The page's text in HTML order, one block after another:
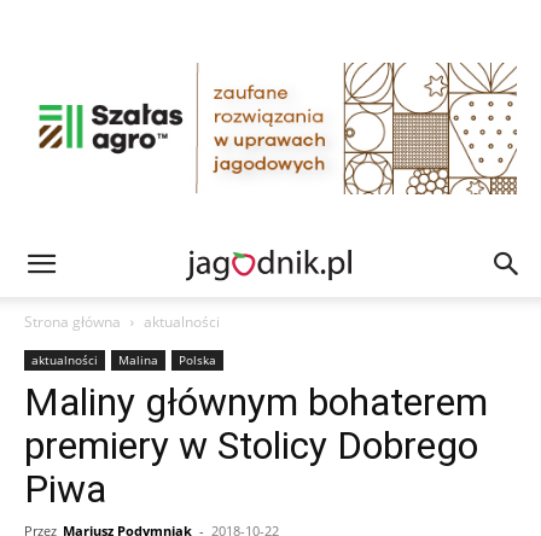
Strona główna aktualności
aktualności Malina Polska
Maliny głównym bohaterem
premiery w Stolicy Dobrego
Piwa
Przez Mariusz Podymniak - 2018-10-22